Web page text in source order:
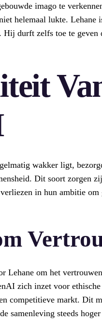
imago te
helemaal lukte.
durft zelfs toe te geven
wakker ligt,
Dit soort zorgen
in hun ambitie om
Lehane om het
zich inzet voor
competitieve markt. Dit
samenleving steeds